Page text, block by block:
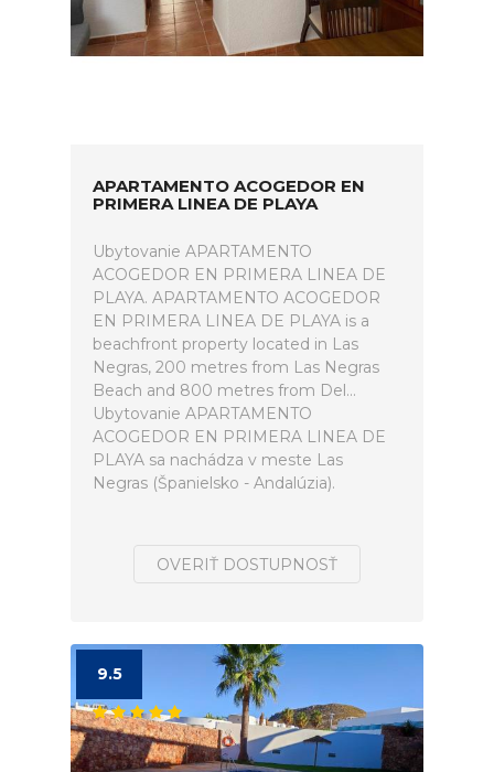
APARTAMENTO ACOGEDOR EN
PRIMERA LINEA DE PLAYA
Ubytovanie APARTAMENTO
ACOGEDOR EN PRIMERA LINEA DE
PLAYA. APARTAMENTO ACOGEDOR
EN PRIMERA LINEA DE PLAYA is a
beachfront property located in Las
Negras, 200 metres from Las Negras
Beach and 800 metres from Del...
Ubytovanie APARTAMENTO
ACOGEDOR EN PRIMERA LINEA DE
PLAYA sa nachádza v meste Las
Negras (Španielsko - Andalúzia).
OVERIŤ DOSTUPNOSŤ
9.5